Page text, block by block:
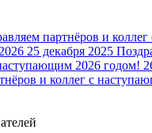
партнёров и
25 декабря 2025
2026 годом!
и коллег с